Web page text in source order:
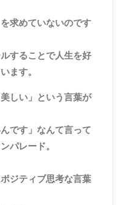
求めていないのです
することで人生を好
ます。
しい」という言葉が
です」なんて言って
パレード。
ジティブ思考な言葉